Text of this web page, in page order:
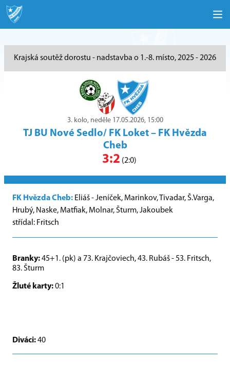
Krajská soutěž dorostu - nadstavba o 1.-8. místo, 2025 - 2026
3. kolo, neděle 17.05.2026, 15:00
TJ BU Nové Sedlo/ FK Loket – FK Hvězda
Cheb
3:2 (2:0)
FK Hvězda Cheb: Eliáš - Jeníček, Marinkov, Tivadar, Š.Varga,
Hrubý, Naske, Matfiak, Molnar, Šturm, Jakoubek
střídal: Fritsch
Branky:45+1. (pk) a 73. Krajčoviech, 43. Rubáš - 53. Fritsch,
83. Šturm
Žluté karty:0:1
Diváci:40